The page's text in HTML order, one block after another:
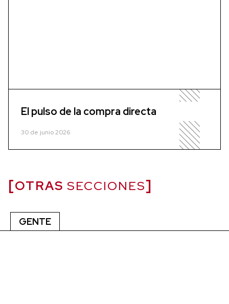
El pulso de la compra directa
30 de junio 2026
OTRAS SECCIONES
GENTE